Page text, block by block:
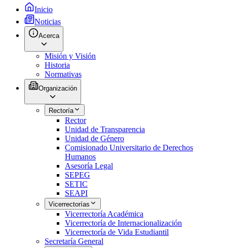
Inicio
Noticias
Acerca
Misión y Visión
Historia
Normativas
Organización
Rectoría
Rector
Unidad de Transparencia
Unidad de Género
Comisionado Universitario de Derechos
Humanos
Asesoría Legal
SEPEG
SETIC
SEAPI
Vicerrectorías
Vicerrectoría Académica
Vicerrectoría de Internacionalización
Vicerrectoría de Vida Estudiantil
Secretaría General